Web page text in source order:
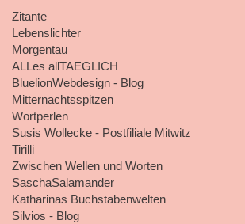
Zitante
Lebenslichter
Morgentau
ALLes allTAEGLICH
BluelionWebdesign - Blog
Mitternachtsspitzen
Wortperlen
Susis Wollecke - Postfiliale Mitwitz
Tirilli
Zwischen Wellen und Worten
SaschaSalamander
Katharinas Buchstabenwelten
Silvios - Blog